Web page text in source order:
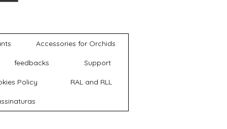
Accessories for Orchids
feedbacks Support
Policy RAL and RLL